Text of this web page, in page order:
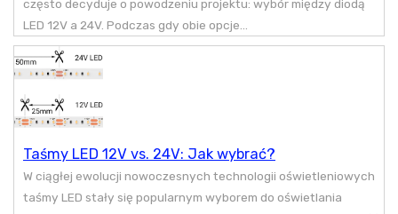
często decyduje o powodzeniu projektu: wybór między diodą
LED 12V a 24V. Podczas gdy obie opcje...
Taśmy LED 12V vs. 24V: Jak wybrać?
W ciągłej ewolucji nowoczesnych technologii oświetleniowych
taśmy LED stały się popularnym wyborem do oświetlania